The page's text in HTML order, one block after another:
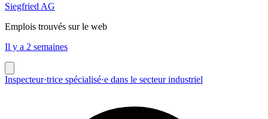
Siegfried AG
Emplois trouvés sur le web
Il y a 2 semaines
Inspecteur·trice spécialisé·e dans le secteur industriel